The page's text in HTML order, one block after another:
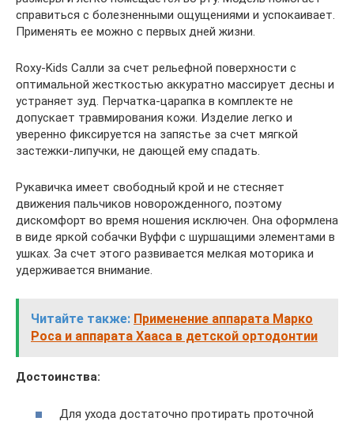
справиться с болезненными ощущениями и успокаивает.
Применять ее можно с первых дней жизни.
Roxy-Kids Салли за счет рельефной поверхности с
оптимальной жесткостью аккуратно массирует десны и
устраняет зуд. Перчатка-царапка в комплекте не
допускает травмирования кожи. Изделие легко и
уверенно фиксируется на запястье за счет мягкой
застежки-липучки, не дающей ему спадать.
Рукавичка имеет свободный крой и не стесняет
движения пальчиков новорожденного, поэтому
дискомфорт во время ношения исключен. Она оформлена
в виде яркой собачки Вуффи с шуршащими элементами в
ушках. За счет этого развивается мелкая моторика и
удерживается внимание.
Читайте также: Применение аппарата Марко
Роса и аппарата Хааса в детской ортодонтии
Достоинства:
Для ухода достаточно протирать проточной